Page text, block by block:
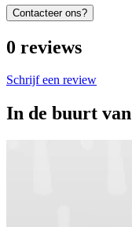
Contacteer ons?
0 reviews
Schrijf een review
In de buurt van